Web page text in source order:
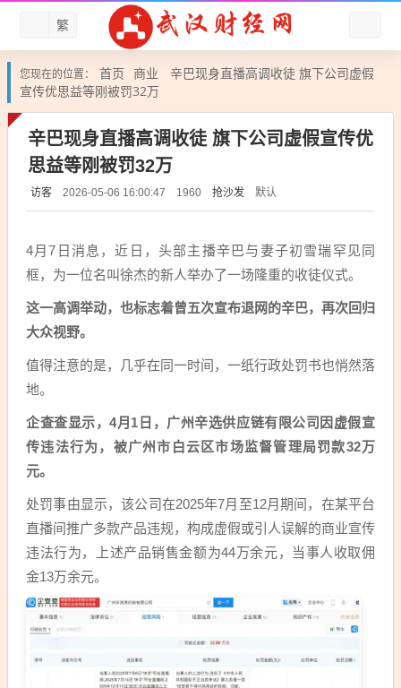
繁
您现在的位置： 首页 商业
辛巴现身直播高调收徒 旗下公司虚假
宣传优思益等刚被罚32万
辛巴现身直播高调收徒 旗下公司虚假宣传优
思益等刚被罚32万
访客 2026-05-06 16:00:47 1960 抢沙发 默认
4月7日消息，近日，头部主播辛巴与妻子初雪瑞罕见同
框，为一位名叫徐杰的新人举办了一场隆重的收徒仪式。
这一高调举动，也标志着曾五次宣布退网的辛巴，再次回归
大众视野。
值得注意的是，几乎在同一时间，一纸行政处罚书也悄然落
地。
企查查显示，4月1日，广州辛选供应链有限公司因虚假宣
传违法行为，被广州市白云区市场监督管理局罚款32万
元。
处罚事由显示，该公司在2025年7月至12月期间，在某平台
直播间推广多款产品违规，构成虚假或引人误解的商业宣传
违法行为，上述产品销售金额为44万余元，当事人收取佣
金13万余元。